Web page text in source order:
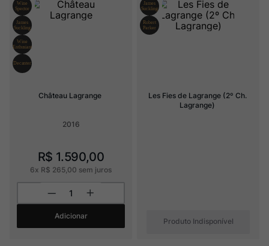
Château Lagrange
2016
R$ 1.590,00
6x R$ 265 00 sem juros
Adicionar
Les Fies de Lagrange (2º Ch.
Lagrange)
Produto Indisponível
8º Ver Sacrum
9º
10